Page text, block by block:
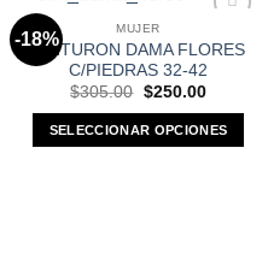
-18%
Favoritos
MUJER
CINTURON DAMA FLORES
C/PIEDRAS 32-42
$305.00 Original
was:
$305.00.
$250.00Current
is:
$250.00.
SELECCIONAR OPCIONES